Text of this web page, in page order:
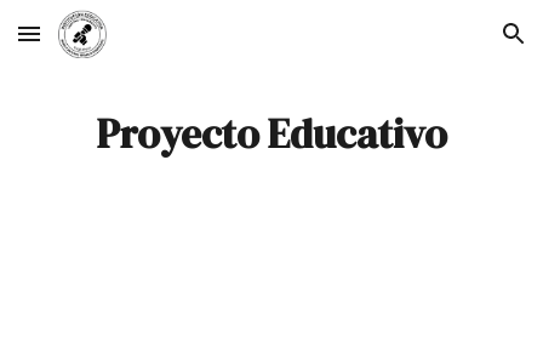
Skip to main content Skip to navigation
Proyecto Educativo